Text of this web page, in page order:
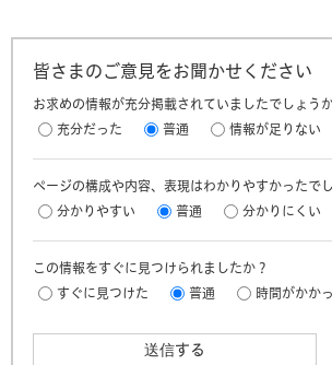
皆さまのご意見をお聞かせください
お求めの情報が充分掲載されていましたでしょう
充分だった
普通 情報が足りない
ページの構成や内容、表現はわかりやすかったで
分かりやすい
普通 分かりにくい
この情報をすぐに見つけられましたか？
すぐに見つけた
普通 時間がかか